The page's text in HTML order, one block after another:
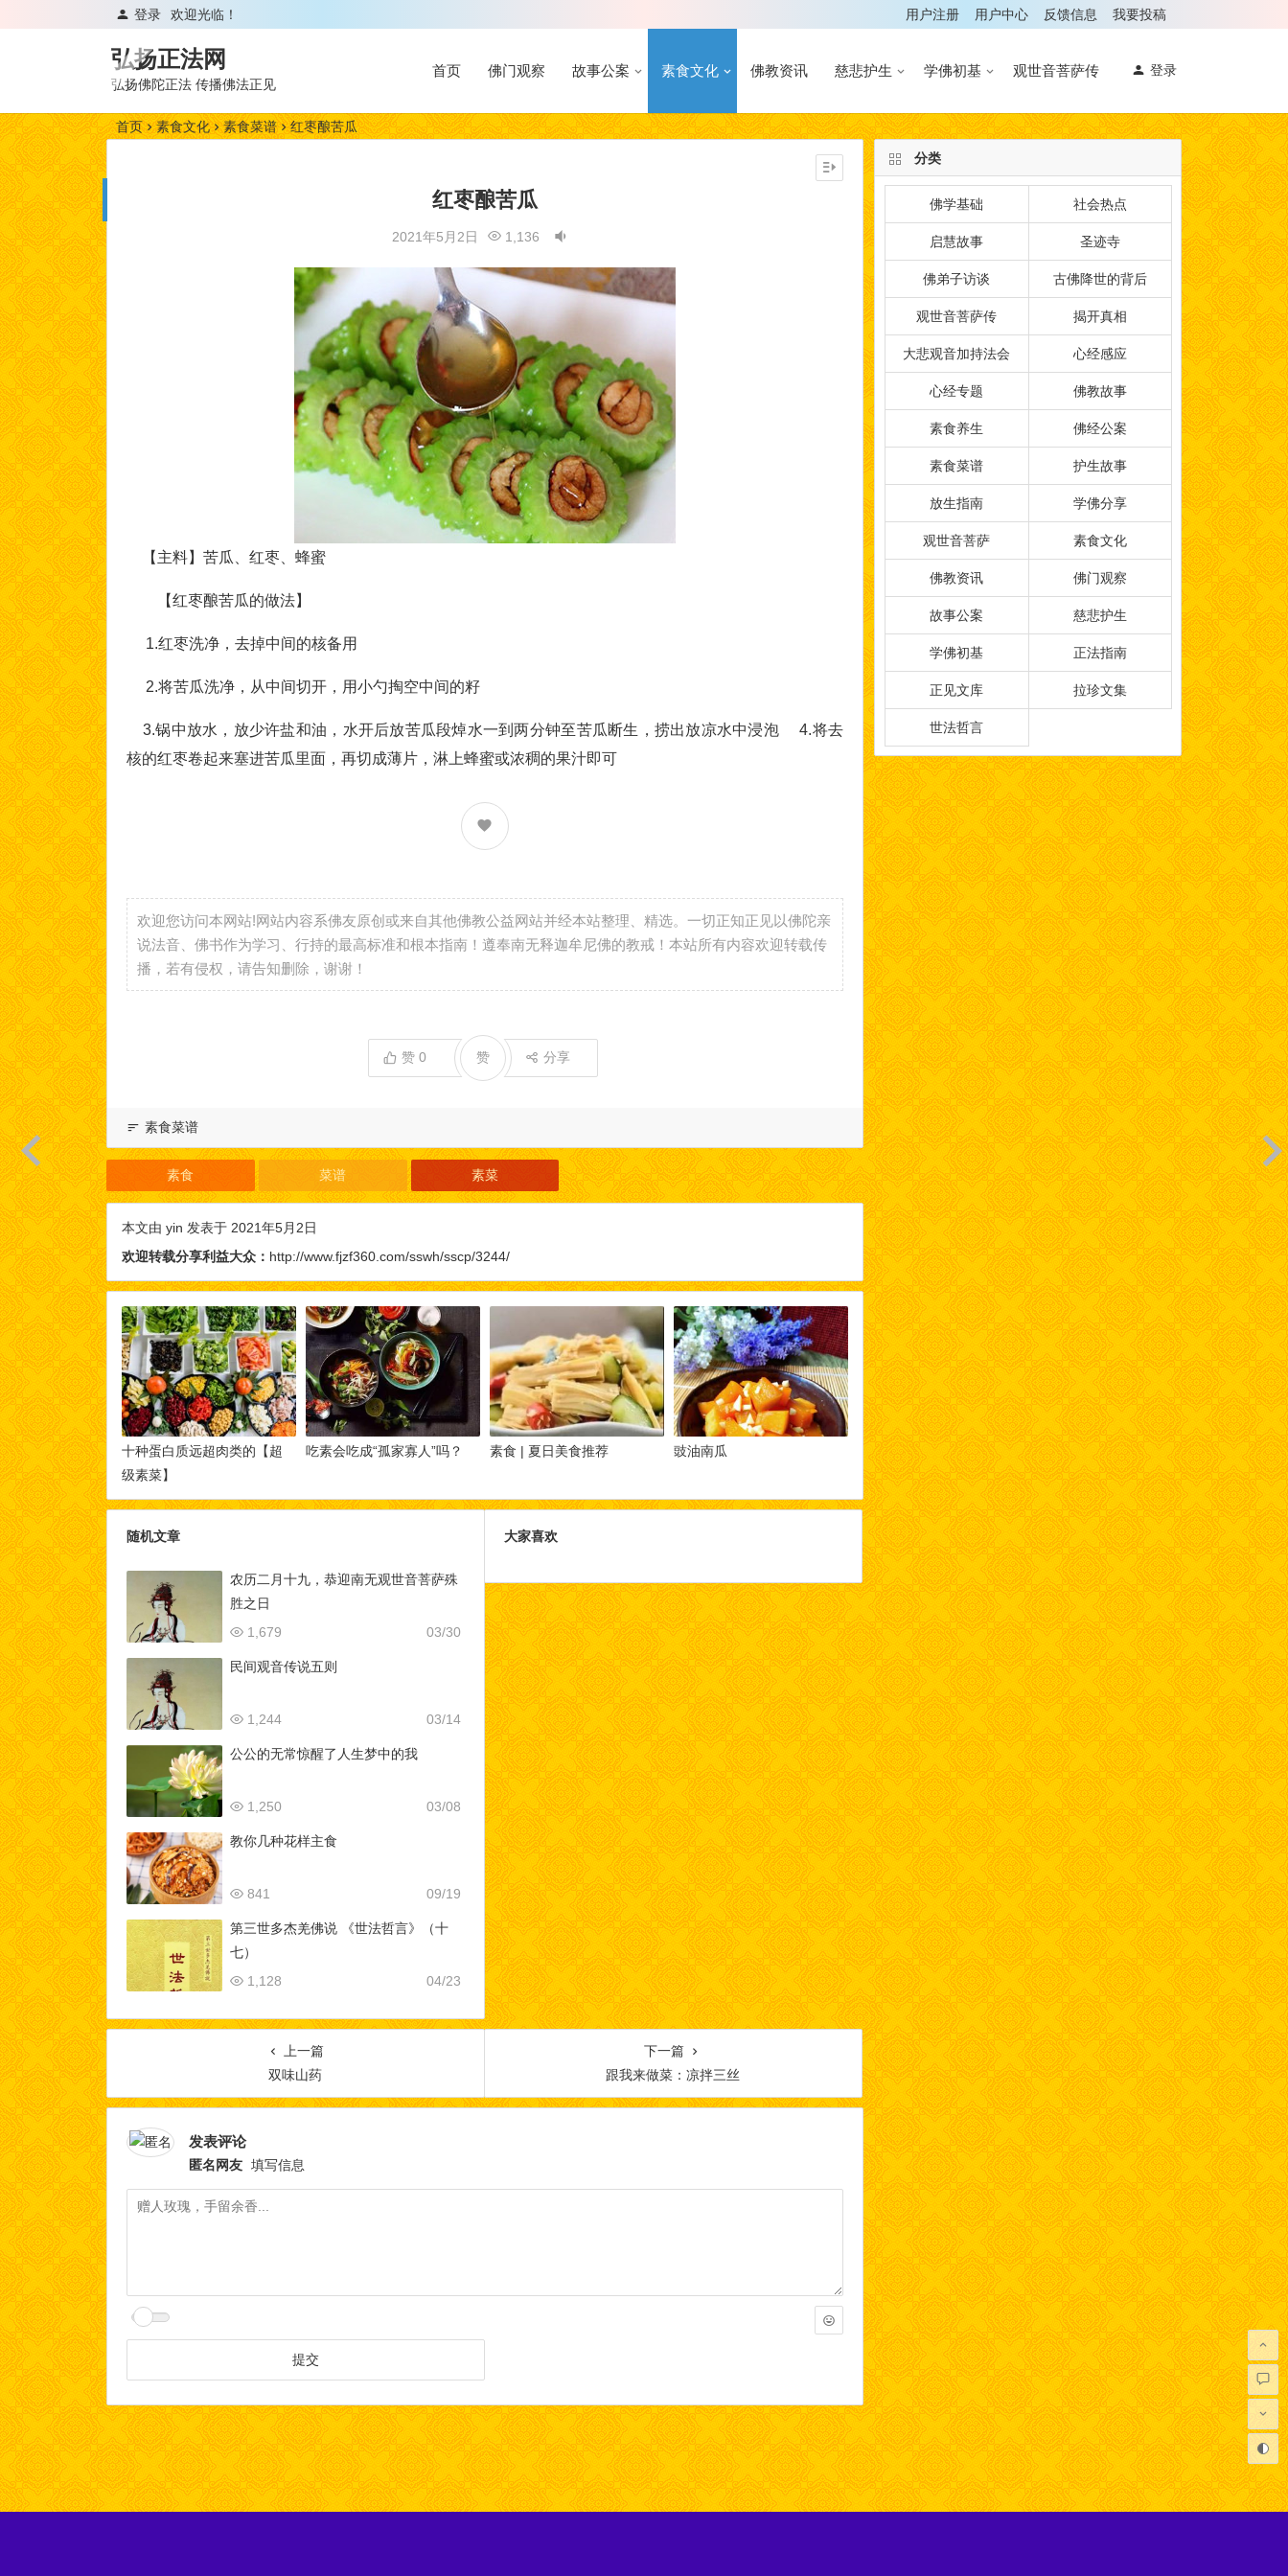
欢迎光临！
登录 用户注册 用户中心 反馈信息 我要投稿
登录
弘扬正法网
弘扬佛陀正法 传播佛法正见
首页 佛门观察 故事公案 素食文化 佛教资讯 慈悲护生 学佛初基 观世音菩萨传
首页 素食文化 素食菜谱 红枣酿苦瓜
红枣酿苦瓜
2021年5月2日 1,136
【主料】苦瓜、红枣、蜂蜜
【红枣酿苦瓜的做法】
1.红枣洗净，去掉中间的核备用
2.将苦瓜洗净，从中间切开，用小勺掏空中间的籽
3.锅中放水，放少许盐和油，水开后放苦瓜段焯水一到两分钟至苦瓜断生，捞出放凉水中浸泡 4.将去
核的红枣卷起来塞进苦瓜里面，再切成薄片，淋上蜂蜜或浓稠的果汁即可
欢迎您访问本网站!网站内容系佛友原创或来自其他佛教公益网站并经本站整理、精选。一切正知正见以佛陀亲
说法音、佛书作为学习、行持的最高标准和根本指南！遵奉南无释迦牟尼佛的教戒！本站所有内容欢迎转载传
播，若有侵权，请告知删除，谢谢！
赞0 分享
赞
素食菜谱
素食 菜谱 素菜
本文由 yin 发表于 2021年5月2日
欢迎转载分享利益大众： http://www.fjzf360.com/sswh/sscp/3244/
十种蛋白质远超肉类的【超
级素菜】
吃素会吃成“孤家寡人”吗？ 素食 | 夏日美食推荐 豉油南瓜
随机文章
农历二月十九，恭迎南无观世音菩萨殊
胜之日
03/30
1,679
民间观音传说五则
03/14
1,244
公公的无常惊醒了人生梦中的我
03/08
1,250
教你几种花样主食
09/19
841
第三世多杰羌佛说 《世法哲言》（十
七）
04/23
1,128
大家喜欢
上一篇
双味山药
下一篇
跟我来做菜：凉拌三丝
发表评论
匿名网友 填写信息
分类
佛学基础 社会热点
启慧故事 圣迹寺
佛弟子访谈 古佛降世的背后
观世音菩萨传 揭开真相
大悲观音加持法会 心经感应
心经专题 佛教故事
素食养生 佛经公案
素食菜谱 护生故事
放生指南 学佛分享
观世音菩萨 素食文化
佛教资讯 佛门观察
故事公案 慈悲护生
学佛初基 正法指南
正见文库 拉珍文集
世法哲言